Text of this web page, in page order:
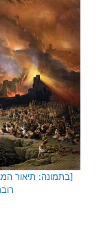
[בתמונה: תיאור